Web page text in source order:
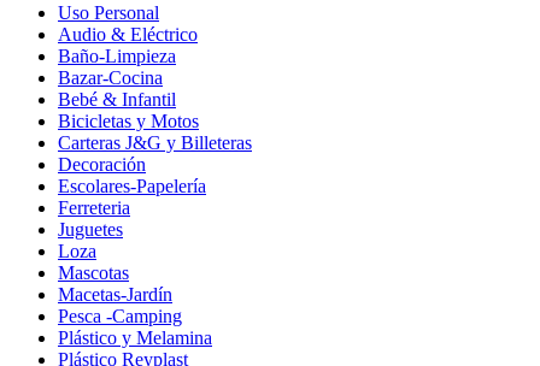
Uso Personal
Audio & Eléctrico
Baño-Limpieza
Bazar-Cocina
Bebé & Infantil
Bicicletas y Motos
Carteras J&G y Billeteras
Decoración
Escolares-Papelería
Ferreteria
Juguetes
Loza
Mascotas
Macetas-Jardín
Pesca -Camping
Plástico y Melamina
Plástico Reyplast